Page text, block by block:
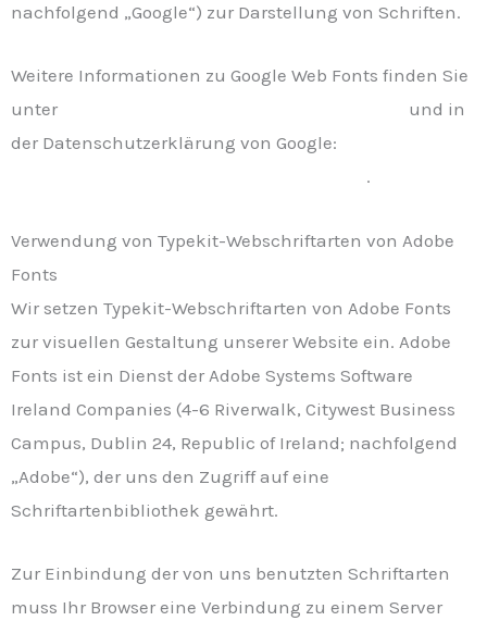
nachfolgend „Google“) zur Darstellung von Schriften.
Weitere Informationen zu Google Web Fonts finden Sie
unter
und in
der Datenschutzerklärung von Google:
.
Verwendung von Typekit-Webschriftarten von Adobe
Fonts
Wir setzen Typekit-Webschriftarten von Adobe Fonts
zur visuellen Gestaltung unserer Website ein. Adobe
Fonts ist ein Dienst der Adobe Systems Software
Ireland Companies (4-6 Riverwalk, Citywest Business
Campus, Dublin 24, Republic of Ireland; nachfolgend
„Adobe“), der uns den Zugriff auf eine
Schriftartenbibliothek gewährt.
Zur Einbindung der von uns benutzten Schriftarten
muss Ihr Browser eine Verbindung zu einem Server